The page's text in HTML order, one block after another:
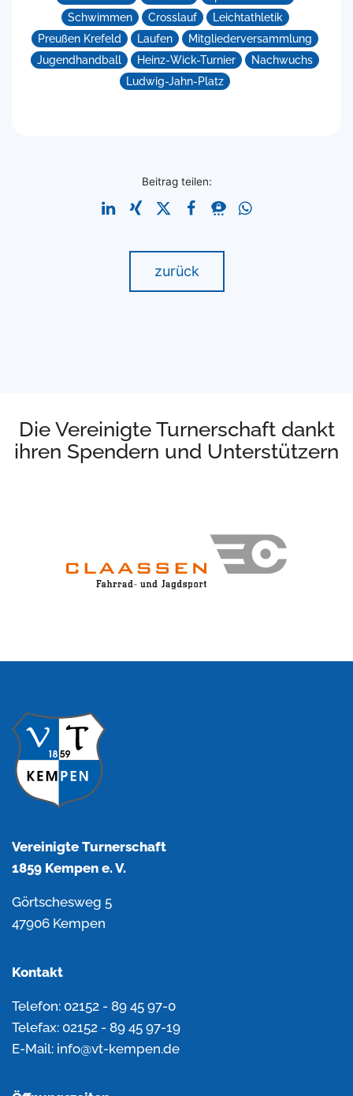
Schwimmen
Crosslauf
Leichtathletik
Preußen Krefeld
Laufen
Mitgliederversammlung
Jugendhandball
Heinz-Wick-Turnier
Nachwuchs
Ludwig-Jahn-Platz
Beitrag teilen:
zurück
Die Vereinigte Turnerschaft dankt
ihren Spendern und Unterstützern
Vereinigte Turnerschaft
1859 Kempen e. V.
Görtschesweg 5
47906 Kempen
Kontakt
Telefon: 02152 - 89 45 97-0
Telefax: 02152 - 89 45 97-19
E-Mail: info@vt-kempen.de